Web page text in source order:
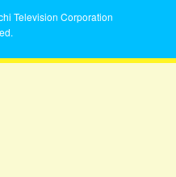
Television Corporation